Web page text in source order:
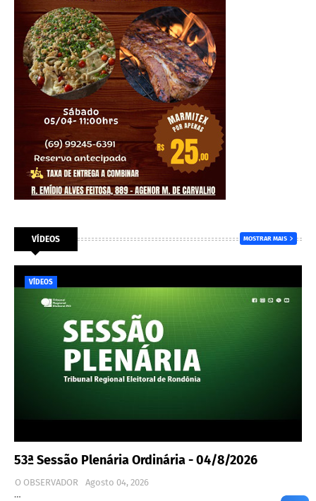
VÍDEOS MOSTRAR MAIS
VÍDEOS
53ª Sessão Plenária Ordinária - 04/8/2026
O OBSERVADOR
Agosto 04, 2026
…